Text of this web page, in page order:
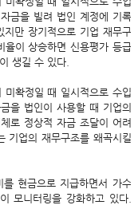
금을 빌려 법인 계정에 기록
만 장기적으로 기업 재무구
이 상승하면 신용평가 등급
생길 수 있다.
미확정일 때 일시적으로 수입
을 법인이 사용할 때 기업의
로 정상적 자금 조달이 어려
기업의 재무구조를 왜곡시킬
현금으로 지급하면서 가수
모니터링을 강화하고 있다.